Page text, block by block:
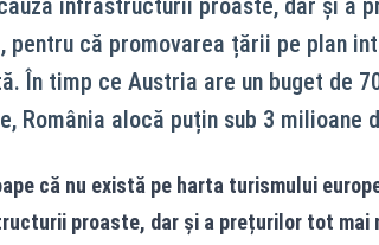
infrastructurii proaste, dar și a
pentru că promovarea țării pe plan
În timp ce Austria are un buget de
România alocă puțin sub 3 milioane
că nu există pe harta turismului
proaste, dar și a prețurilor tot mai